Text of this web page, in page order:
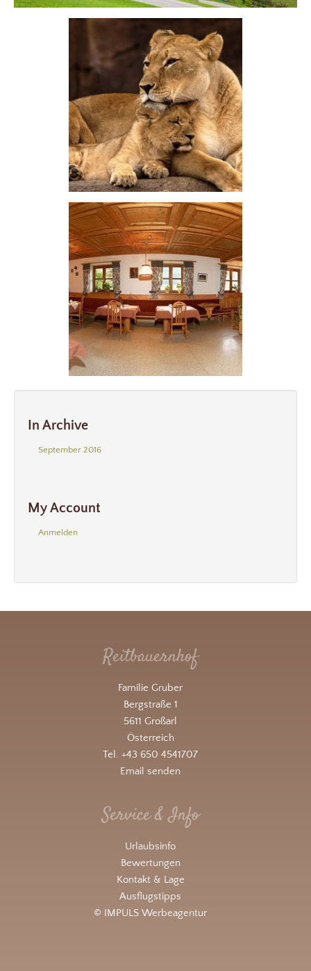
In Archive
September 2016
My Account
Anmelden
Reitbauernhof
Familie Gruber
Bergstraße 1
5611 Großarl
Österreich
Tel. +43 650 4541707
Email senden
Service & Info
Urlaubsinfo
Bewertungen
Kontakt & Lage
Ausflugstipps
© IMPULS Werbeagentur